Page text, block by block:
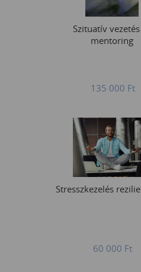
Szituatív
mentoring
135 000 Ft
Stresszkezelés
60 000 Ft